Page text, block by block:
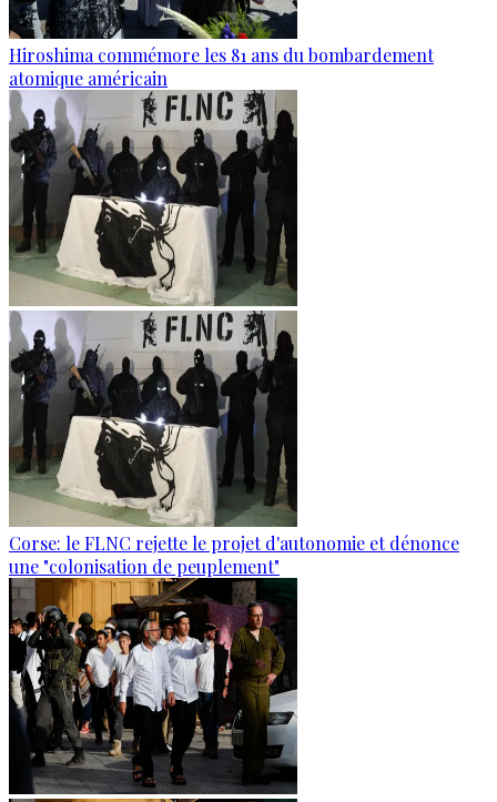
Hiroshima commémore les 81 ans du bombardement
atomique américain
Corse: le FLNC rejette le projet d'autonomie et dénonce
une "colonisation de peuplement"